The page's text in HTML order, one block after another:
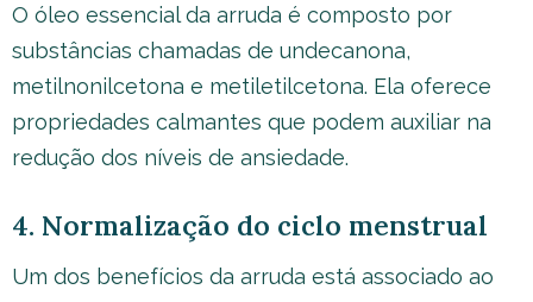
O óleo essencial da arruda é composto por
substâncias chamadas de undecanona,
metilnonilcetona e metiletilcetona. Ela oferece
propriedades calmantes que podem auxiliar na
redução dos níveis de ansiedade.
4. Normalização do ciclo menstrual
Um dos benefícios da arruda está associado ao